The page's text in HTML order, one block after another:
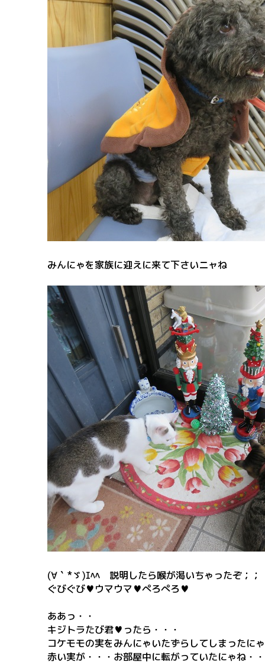
みんにゃを家族に迎えに来て下さいニャね
(∀｀*ゞ)ｴﾍﾍ 説明したら喉が渇いちゃったぞ；；
ぐびぐび♥ウマウマ♥ぺろぺろ♥
ああっ・・
キジトラたび君♥ったら・・・
コケモモの実をみんにゃいたずらしてしまったに
赤い実が・・・お部屋中に転がっていたにゃね・